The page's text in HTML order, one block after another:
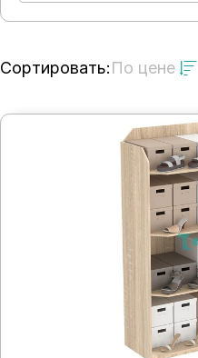
Сортировать:По цене